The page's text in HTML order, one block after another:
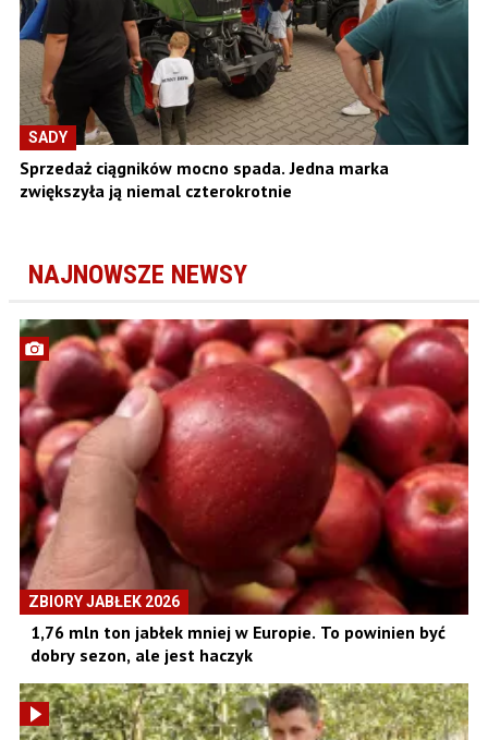
SADY
Sprzedaż ciągników mocno spada. Jedna marka
zwiększyła ją niemal czterokrotnie
NAJNOWSZE NEWSY
ZBIORY JABŁEK 2026
1,76 mln ton jabłek mniej w Europie. To powinien być
dobry sezon, ale jest haczyk